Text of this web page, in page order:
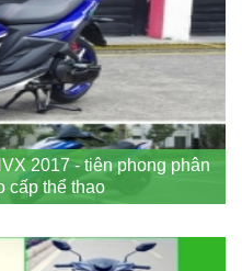
2017 - tiên phong phân
cấp thể thao